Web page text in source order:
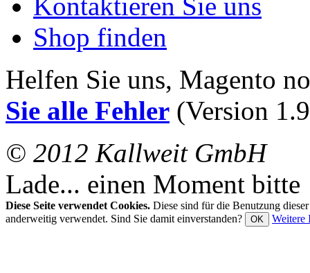
Shop finden
Helfen Sie uns, Magento
Sie alle Fehler (Version
© 2012 Kallweit GmbH
Lade... einen Moment bitte
Diese Seite verwendet Cookies. Diese sind für die Benutzung
anderweitig verwendet. Sind Sie damit einverstanden?
OK Weitere